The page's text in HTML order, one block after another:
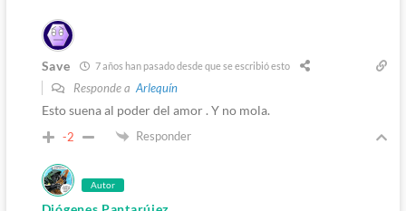
Save 7 años han pasado desde que se escribió esto
Responde a Arlequín
Esto suena al poder del amor . Y no mola.
-2 Responder
Autor